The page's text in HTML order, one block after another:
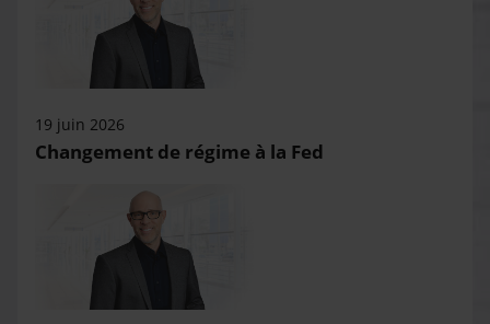
19 juin 2026
Changement de régime à la Fed